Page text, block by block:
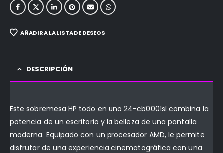
AÑADIR A LA LISTA DE DESEOS
DESCRIPCIÓN
Este sobremesa HP todo en uno 24-cb0001sl combina la
potencia de un escritorio y la belleza de una pantalla
moderna. Equipado con un procesador AMD, le permite
disfrutar de una experiencia cinematográfica con una